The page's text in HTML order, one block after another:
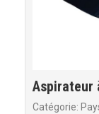
Aspirateur
Catégorie: